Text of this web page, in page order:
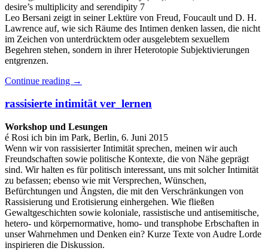
desire’s multiplicity and serendipity 7
Leo Bersani zeigt in seiner Lektüre von Freud, Foucault und D. H.
Lawrence auf, wie sich Räume des Intimen denken lassen, die nicht
im Zeichen von unterdrücktem oder ausgelebtem sexuellem
Begehren stehen, sondern in ihrer Heterotopie Subjektivierungen
entgrenzen.
Continue reading →
rassisierte intimität ver_lernen
Workshop und Lesungen
é Rosi ich bin im Park, Berlin, 6. Juni 2015
Wenn wir von rassisierter Intimität sprechen, meinen wir auch
Freundschaften sowie politische Kontexte, die von Nähe geprägt
sind. Wir halten es für politisch interessant, uns mit solcher Intimität
zu befassen; ebenso wie mit Versprechen, Wünschen,
Befürchtungen und Ängsten, die mit den Verschränkungen von
Rassisierung und Erotisierung einhergehen. Wie fließen
Gewaltgeschichten sowie koloniale, rassistische und antisemitische,
hetero- und körpernormative, homo- und transphobe Erbschaften in
unser Wahrnehmen und Denken ein? Kurze Texte von Audre Lorde
inspirieren die Diskussion.